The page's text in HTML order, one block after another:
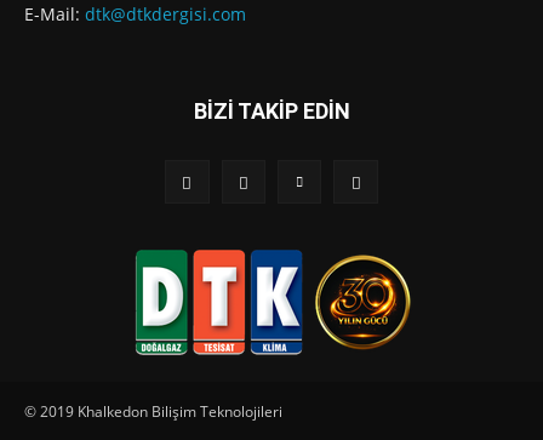
E-Mail: dtk@dtkdergisi.com
BİZİ TAKİP EDİN
© 2019 Khalkedon Bilişim Teknolojileri